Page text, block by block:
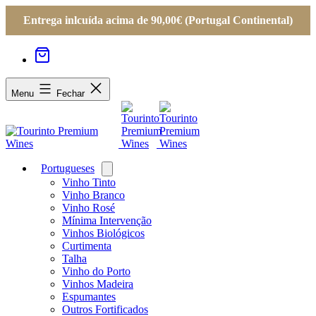
Entrega inlcuída acima de 90,00€ (Portugal Continental)
Menu Fechar
Portugueses
menu
Vinho Tinto
Vinho Branco
Vinho Rosé
Mínima Intervenção
Vinhos Biológicos
Curtimenta
Talha
Vinho do Porto
Vinhos Madeira
Espumantes
Outros Fortificados